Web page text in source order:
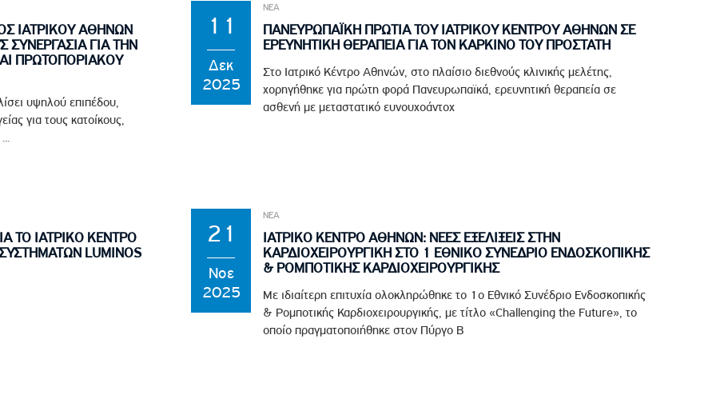
ΙΑΤΡΙΚΟΥ ΑΘΗΝΩΝ
ΣΥΝΕΡΓΑΣΙΑ ΓΙΑ ΤΗΝ
ΠΡΩΤΟΠΟΡΙΑΚΟΥ
υψηλού επιπέδου,
για τους κατοίκους,
11
Δεκ
2025
ΝΕΑ
ΠΑΝΕΥΡΩΠΑΪΚΗ ΠΡΩΤΙΑ ΤΟΥ ΙΑΤΡΙΚΟΥ ΚΕΝΤΡΟΥ ΑΘΗΝΩΝ ΣΕ
ΕΡΕΥΝΗΤΙΚΗ ΘΕΡΑΠΕΙΑ ΓΙΑ ΤΟΝ ΚΑΡΚΙΝΟ ΤΟΥ ΠΡΟΣΤΑΤΗ
Στο Ιατρικό Κέντρο Αθηνών, στο πλαίσιο διεθνούς κλινικής μελέτης,
χορηγήθηκε για πρώτη φορά Πανευρωπαϊκά, ερευνητική θεραπεία σε
ασθενή με μεταστατικό ευνουχοάντοχ
ΤΟ ΙΑΤΡΙΚΟ ΚΕΝΤΡΟ
LUMINOS
21
Νοε
2025
ΝΕΑ
ΙΑΤΡΙΚΟ ΚΕΝΤΡΟ ΑΘΗΝΩΝ: ΝΕΕΣ ΕΞΕΛΙΞΕΙΣ ΣΤΗΝ
ΚΑΡΔΙΟΧΕΙΡΟΥΡΓΙΚΗ ΣΤΟ 1 ΕΘΝΙΚΟ ΣΥΝΕΔΡΙΟ ΕΝΔΟΣΚΟΠΙΚΗΣ
& ΡΟΜΠΟΤΙΚΗΣ ΚΑΡΔΙΟΧΕΙΡΟΥΡΓΙΚΗΣ
Με ιδιαίτερη επιτυχία ολοκληρώθηκε το 1ο Εθνικό Συνέδριο Ενδοσκοπικής
& Ρομποτικής Καρδιοχειρουργικής, με τίτλο «Challenging the Future», το
οποίο πραγματοποιήθηκε στον Πύργο Β